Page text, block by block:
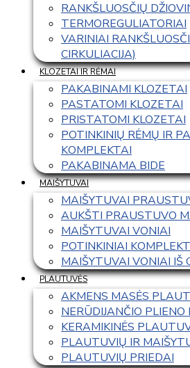
RANKŠLUOSČIŲ
TERMOREGULIATORIAI
VARINIAI
CIRKULIACIJA)
KLOZETAI IR RĖMAI
PAKABINAMI KLOZETAI
PASTATOMI KLOZETAI
PRISTATOMI KLOZETAI
POTINKINIŲ RĖMŲ IR
KOMPLEKTAI
PAKABINAMA BIDE
MAIŠYTUVAI
MAIŠYTUVAI
AUKŠTI PRAUSTUVO
MAIŠYTUVAI VONIAI
POTINKINIAI
MAIŠYTUVAI VONIAI IŠ
PLAUTUVĖS
AKMENS MASĖS
NERŪDIJANČIO
KERAMIKINĖS
PLAUTUVIŲ IR
PLAUTUVIŲ PRIEDAI